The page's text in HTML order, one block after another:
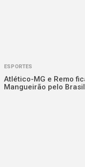
ESPORTES
Atlético-MG e Remo
Mangueirão pelo